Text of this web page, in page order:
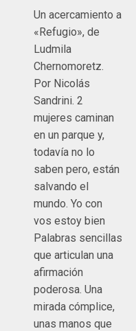
Un acercamiento a
«Refugio», de
Ludmila
Chernomoretz.
Por Nicolás
Sandrini. 2
mujeres caminan
en un parque y,
todavía no lo
saben pero, están
salvando el
mundo. Yo con
vos estoy bien
Palabras sencillas
que articulan una
afirmación
poderosa. Una
mirada cómplice,
unas manos que